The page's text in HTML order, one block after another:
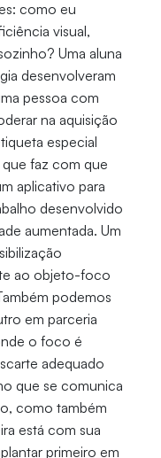
como eu
visual,
Uma aluna
desenvolveram
pessoa com
na aquisição
especial
faz com que
aplicativo para
desenvolvido
aumentada. Um
ao objeto-foco
podemos
em parceria
o foco é
adequado
que se comunica
como também
está com sua
primeiro em